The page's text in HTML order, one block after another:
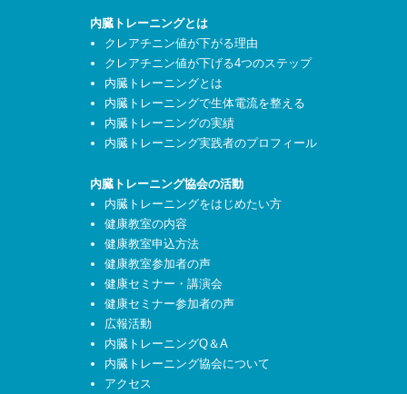
内臓トレーニングとは
クレアチニン値が下がる理由
クレアチニン値が下げる4つのステップ
内臓トレーニングとは
内臓トレーニングで生体電流を整える
内臓トレーニングの実績
内臓トレーニング実践者のプロフィール
内臓トレーニング協会の活動
内臓トレーニングをはじめたい方
健康教室の内容
健康教室申込方法
健康教室参加者の声
健康セミナー・講演会
健康セミナー参加者の声
広報活動
内臓トレーニングQ＆A
内臓トレーニング協会について
アクセス